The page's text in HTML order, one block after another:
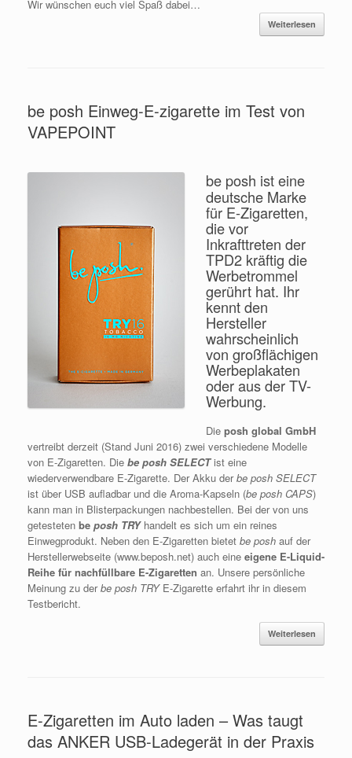
Wir wünschen euch viel Spaß dabei…
Weiterlesen
be posh Einweg-E-zigarette im Test von
VAPEPOINT
be posh ist eine
deutsche Marke
für E-Zigaretten,
die vor
Inkrafttreten der
TPD2 kräftig die
Werbetrommel
gerührt hat. Ihr
kennt den
Hersteller
wahrscheinlich
von großflächigen
Werbeplakaten
oder aus der TV-
Werbung.
Dieposh global GmbH
vertreibt derzeit (Stand Juni 2016) zwei verschiedene Modelle
von E-Zigaretten. Die be posh SELECTist eine
wiederverwendbare E-Zigarette. Der Akku derbe posh SELECT
ist über USB aufladbar und die Aroma-Kapseln (be posh CAPS)
kann man in Blisterpackungen nachbestellen. Bei der von uns
getesteten be posh TRYhandelt es sich um ein reines
Einwegprodukt. Neben den E-Zigaretten bietet be posh auf der
Herstellerwebseite (www.beposh.net) auch eine eigene E-Liquid-
Reihe für nachfüllbare E-Zigaretten an. Unsere persönliche
Meinung zu derbe posh TRYE-Zigarette erfahrt ihr in diesem
Testbericht.
Weiterlesen
E-Zigaretten im Auto laden – Was taugt
das ANKER USB-Ladegerät in der Praxis